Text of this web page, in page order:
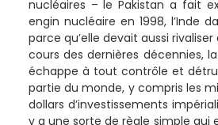
nucléaires – le Pakistan a fait
engin nucléaire en 1998, l’Inde
parce qu’elle devait aussi
cours des dernières décennies,
échappe à tout contrôle et
partie du monde, y compris les
dollars d’investissements
y a une sorte de règle simple qui